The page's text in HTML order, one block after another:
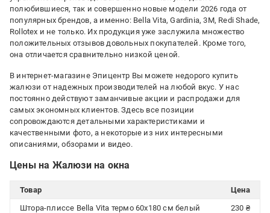
полюбившиеся, так и совершенно новые модели 2026 года от
популярных брендов, а именно: Bella Vita, Gardinia, 3M, Redi Shade,
Rollotex и не только. Их продукция уже заслужила множество
положительных отзывов довольных покупателей. Кроме того,
она отличается сравнительно низкой ценой.
В интернет-магазине Эпицентр Вы можете недорого купить
жалюзи от надежных производителей на любой вкус. У нас
постоянно действуют заманчивые акции и распродажи для
самых экономных клиентов. Здесь все позиции
сопровождаются детальными характеристиками и
качественными фото, а некоторые из них интересными
описаниями, обзорами и видео.
Цены на Жалюзи на окна
Товар
Цена
Штора-плиссе Bella Vita термо 60х180 см белый
230 ₴